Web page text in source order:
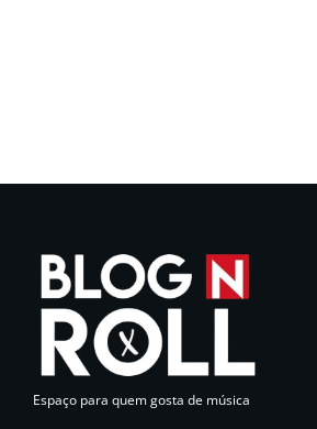
Espaço para quem gosta de música